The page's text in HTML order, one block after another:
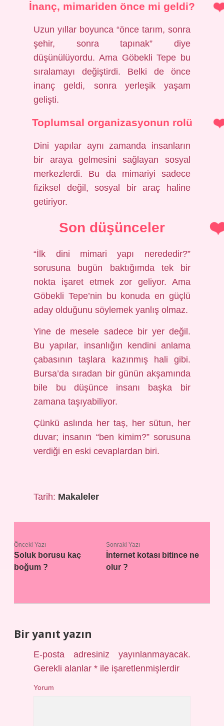
İnanç, mimariden önce mi geldi?
Uzun yıllar boyunca “önce tarım, sonra
şehir, sonra tapınak” diye
düşünülüyordu. Ama Göbekli Tepe bu
sıralamayı değiştirdi. Belki de önce
inanç geldi, sonra yerleşik yaşam
gelişti.
Toplumsal organizasyonun rolü
Dini yapılar aynı zamanda insanların
bir araya gelmesini sağlayan sosyal
merkezlerdi. Bu da mimariyi sadece
fiziksel değil, sosyal bir araç haline
getiriyor.
Son düşünceler
“İlk dini mimari yapı nerededir?”
sorusuna bugün baktığımda tek bir
nokta işaret etmek zor geliyor. Ama
Göbekli Tepe’nin bu konuda en güçlü
aday olduğunu söylemek yanlış olmaz.
Yine de mesele sadece bir yer değil.
Bu yapılar, insanlığın kendini anlama
çabasının taşlara kazınmış hali gibi.
Bursa’da sıradan bir günün akşamında
bile bu düşünce insanı başka bir
zamana taşıyabiliyor.
Çünkü aslında her taş, her sütun, her
duvar; insanın “ben kimim?” sorusuna
verdiği en eski cevaplardan biri.
Tarih: Makaleler
Önceki Yazı
Soluk borusu kaç
boğum ?
Sonraki Yazı
İnternet kotası bitince ne
olur ?
Bir yanıt yazın
E-posta adresiniz yayınlanmayacak.
Gerekli alanlar* ile işaretlenmişlerdir
Yorum